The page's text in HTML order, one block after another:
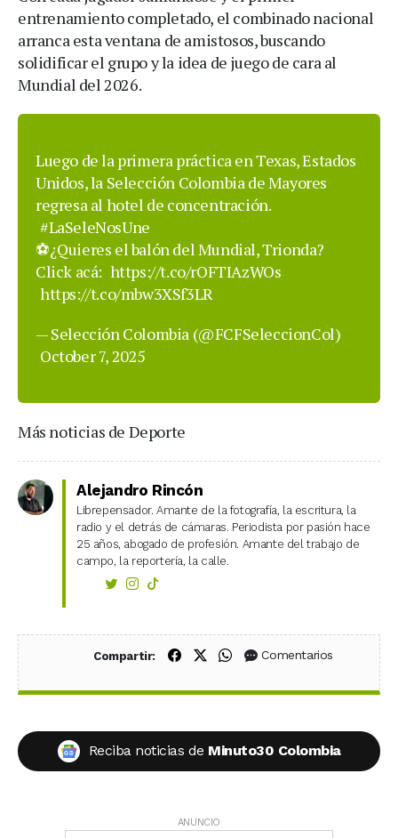
entrenamiento completado, el combinado nacional
arranca esta ventana de amistosos, buscando
solidificar el grupo y la idea de juego de cara al
Mundial del 2026.
Luego de la primera práctica en Texas, Estados
Unidos, la Selección Colombia de Mayores
regresa al hotel de concentración.
#LaSeleNosUne
⚽¿Quieres el balón del Mundial, Trionda?
Click acá: https://t.co/rOFTIAzWOs
https://t.co/mbw3XSf3LR
— Selección Colombia (@FCFSeleccionCol)
October 7, 2025
Más noticias de Deporte
Alejandro Rincón
Librepensador. Amante de la fotografía, la escritura, la
radio y el detrás de cámaras. Periodista por pasión hace
25 años, abogado de profesión. Amante del trabajo de
campo, la reportería, la calle.
Compartir: Compartir en Facebook
Compartir en X (Twitter)
Compartir en WhatsApp
Comentarios
Reciba noticias de Minuto30 Colombia
ANUNCIO